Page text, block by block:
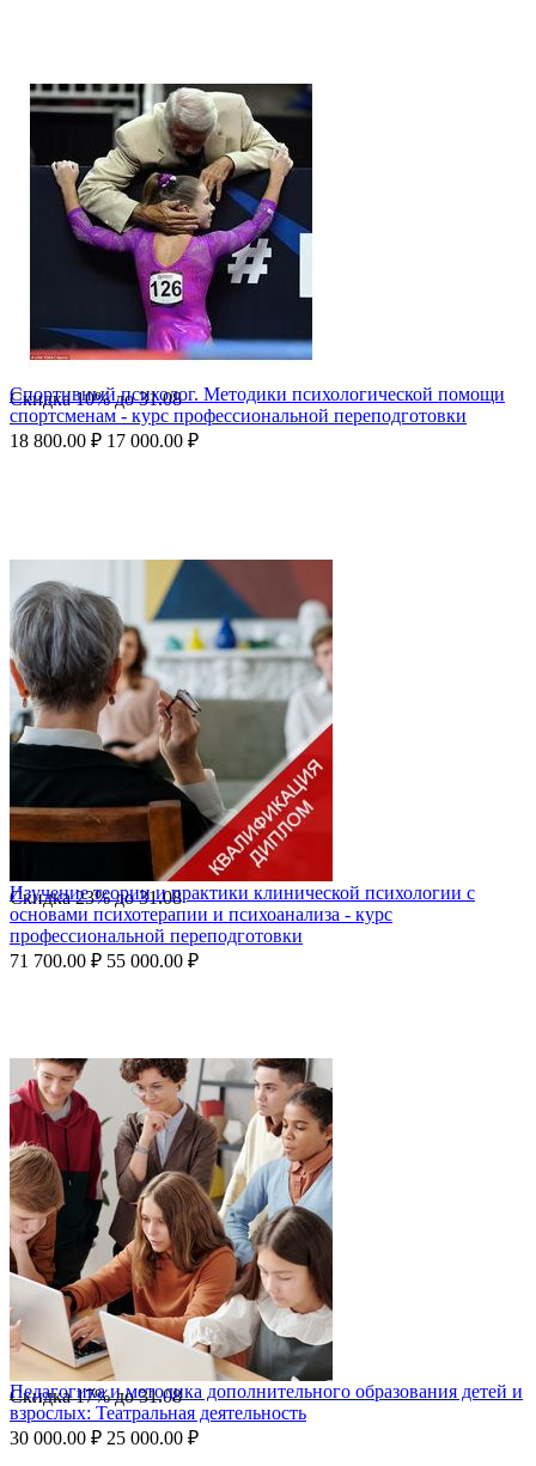
Скидка10%до31.08
Спортивный психолог. Методики психологической помощи
спортсменам - курс профессиональной переподготовки
18 800.00 ₽ 17 000.00 ₽
Скидка23%до31.08
Изучение теории и практики клинической психологии с
основами психотерапии и психоанализа - курс
профессиональной переподготовки
71 700.00 ₽ 55 000.00 ₽
Скидка17%до31.08
Педагогика и методика дополнительного образования детей и
взрослых: Театральная деятельность
30 000.00 ₽ 25 000.00 ₽